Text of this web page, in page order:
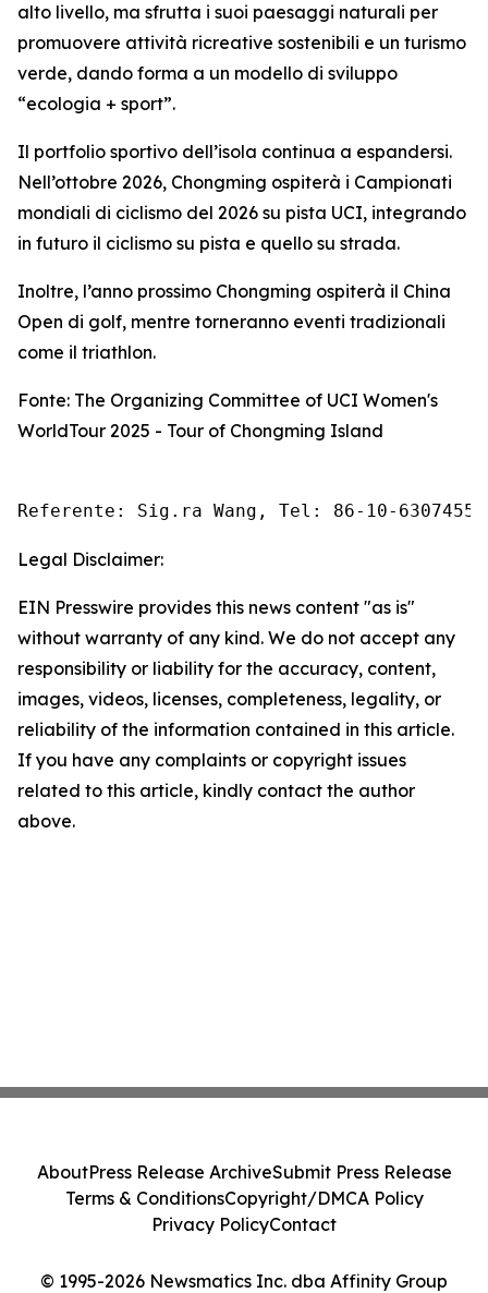
alto livello, ma sfrutta i suoi paesaggi naturali per
promuovere attività ricreative sostenibili e un turismo
verde, dando forma a un modello di sviluppo
“ecologia + sport”.
Il portfolio sportivo dell’isola continua a espandersi.
Nell’ottobre 2026, Chongming ospiterà i Campionati
mondiali di ciclismo del 2026 su pista UCI, integrando
in futuro il ciclismo su pista e quello su strada.
Inoltre, l’anno prossimo Chongming ospiterà il China
Open di golf, mentre torneranno eventi tradizionali
come il triathlon.
Fonte: The Organizing Committee of UCI Women's
WorldTour 2025 - Tour of Chongming Island
Referente: Sig.ra Wang, Tel: 86-10-63074558
Legal Disclaimer:
EIN Presswire provides this news content "as is"
without warranty of any kind. We do not accept any
responsibility or liability for the accuracy, content,
images, videos, licenses, completeness, legality, or
reliability of the information contained in this article.
If you have any complaints or copyright issues
related to this article, kindly contact the author
above.
© 1995-2026 Newsmatics Inc. dba Affinity Group
AboutPress Release ArchiveSubmit Press Release
Terms & ConditionsCopyright/DMCA Policy
Privacy PolicyContact